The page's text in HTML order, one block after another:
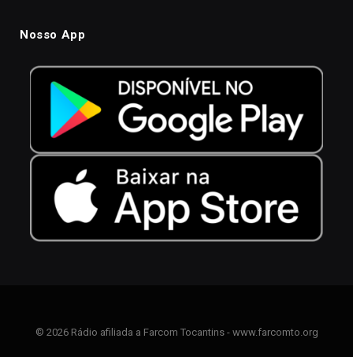
Nosso App
© 2026 Rádio afiliada a Farcom Tocantins - www.farcomto.org